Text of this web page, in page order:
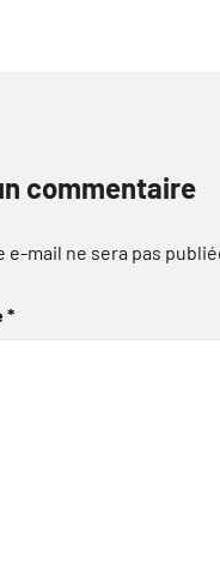
commentaire
e-mail ne sera pas
*